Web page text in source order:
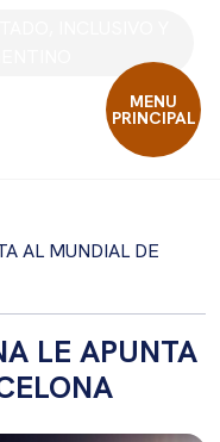
MENU
PRINCIPAL
AL MUNDIAL DE
LE APUNTA